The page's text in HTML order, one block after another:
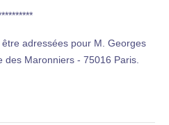
adressées pour M. Georges
des Maronniers - 75016 Paris.